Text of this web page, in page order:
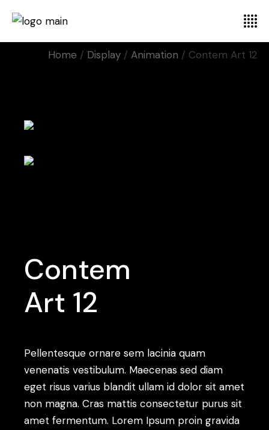
Home Display Animation Contem Art 12
Contem
Art 12
Pellentesque ornare sem lacinia quam
venenatis vestibulum. Maecenas sed diam
eget risus varius blandit ullam id dolor sit amet
non magna. Cras mattis consectetur purus sit
amet fermentum. Lorem Ipsum proin gravida